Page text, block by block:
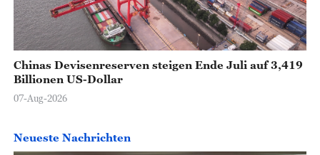
Chinas Devisenreserven steigen Ende Juli auf 3,419
Billionen US-Dollar
07-Aug-2026
Neueste Nachrichten